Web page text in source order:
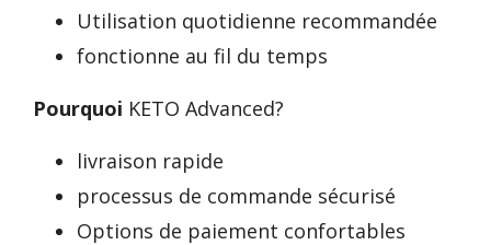
Utilisation quotidienne recommandée
fonctionne au fil du temps
Pourquoi KETO Advanced?
livraison rapide
processus de commande sécurisé
Options de paiement confortables